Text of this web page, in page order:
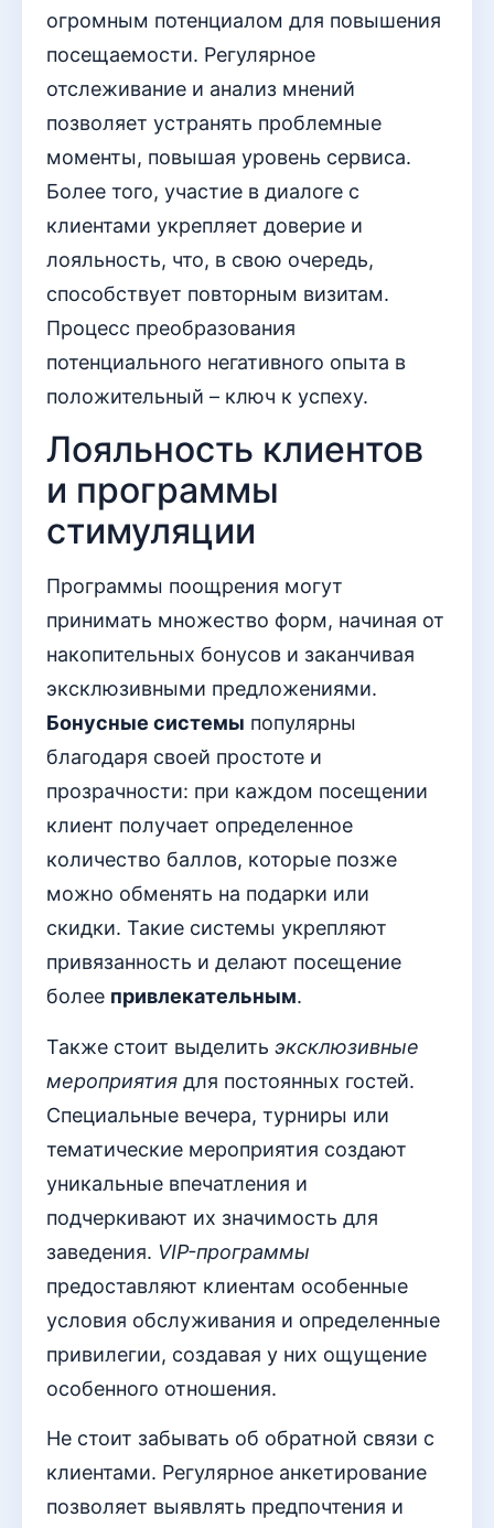
огромным потенциалом для повышения
посещаемости. Регулярное
отслеживание и анализ мнений
позволяет устранять проблемные
моменты, повышая уровень сервиса.
Более того, участие в диалоге с
клиентами укрепляет доверие и
лояльность, что, в свою очередь,
способствует повторным визитам.
Процесс преобразования
потенциального негативного опыта в
положительный – ключ к успеху.
Лояльность клиентов
и программы
стимуляции
Программы поощрения могут
принимать множество форм, начиная от
накопительных бонусов и заканчивая
эксклюзивными предложениями.
Бонусные системы популярны
благодаря своей простоте и
прозрачности: при каждом посещении
клиент получает определенное
количество баллов, которые позже
можно обменять на подарки или
скидки. Такие системы укрепляют
привязанность и делают посещение
более привлекательным.
Также стоит выделить эксклюзивные
мероприятия для постоянных гостей.
Специальные вечера, турниры или
тематические мероприятия создают
уникальные впечатления и
подчеркивают их значимость для
заведения. VIP-программы
предоставляют клиентам особенные
условия обслуживания и определенные
привилегии, создавая у них ощущение
особенного отношения.
Не стоит забывать об обратной связи с
клиентами. Регулярное анкетирование
позволяет выявлять предпочтения и